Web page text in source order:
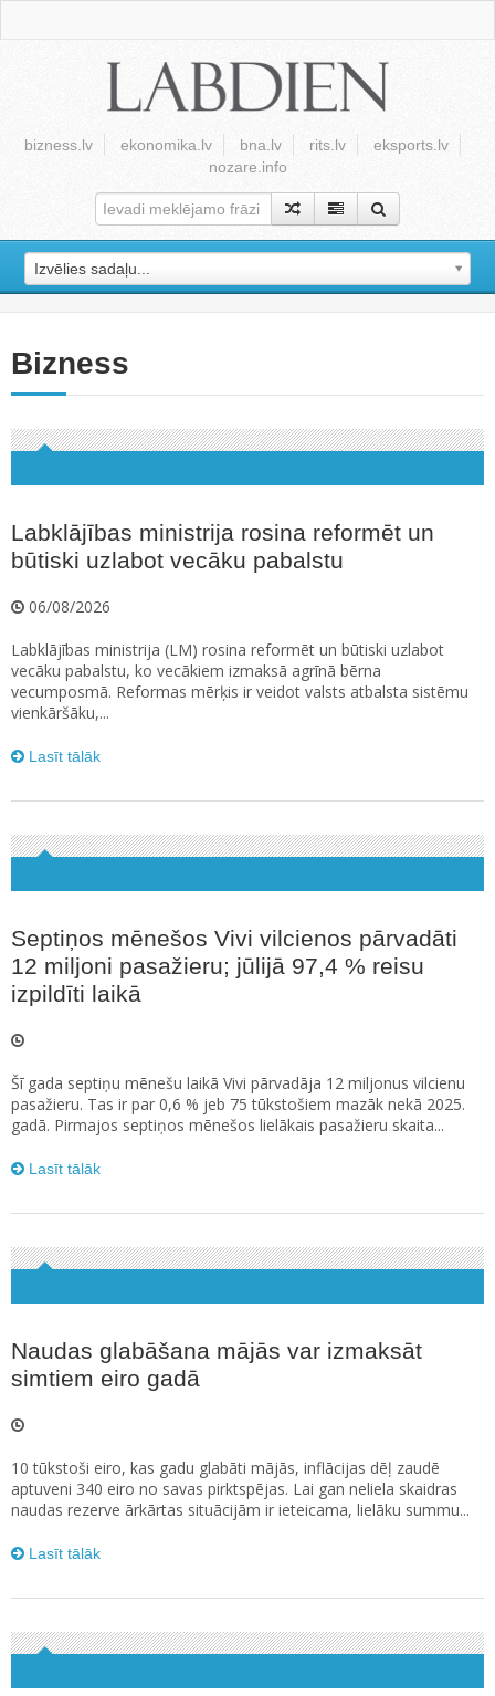
bizness.lv ekonomika.lv bna.lv rits.lv
eksports.lv
nozare.info
Izvēlies sadaļu...
Bizness
Labklājības ministrija rosina reformēt un
būtiski uzlabot vecāku pabalstu
06/08/2026
Labklājības ministrija (LM) rosina reformēt un būtiski uzlabot
vecāku pabalstu, ko vecākiem izmaksā agrīnā bērna
vecumposmā. Reformas mērķis ir veidot valsts atbalsta sistēmu
vienkāršāku,...
Lasīt tālāk
Septiņos mēnešos Vivi vilcienos pārvadāti
12 miljoni pasažieru; jūlijā 97,4 % reisu
izpildīti laikā
Šī gada septiņu mēnešu laikā Vivi pārvadāja 12 miljonus vilcienu
pasažieru. Tas ir par 0,6 % jeb 75 tūkstošiem mazāk nekā 2025.
gadā. Pirmajos septiņos mēnešos lielākais pasažieru skaita...
Lasīt tālāk
Naudas glabāšana mājās var izmaksāt
simtiem eiro gadā
10 tūkstoši eiro, kas gadu glabāti mājās, inflācijas dēļ zaudē
aptuveni 340 eiro no savas pirktspējas. Lai gan neliela skaidras
naudas rezerve ārkārtas situācijām ir ieteicama, lielāku summu...
Lasīt tālāk